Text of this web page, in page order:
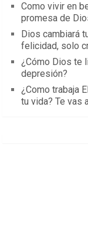
Como vivir en
promesa de
Dios cambiará
felicidad, solo
¿Cómo Dios te
depresión?
¿Como trabaja
tu vida? Te vas